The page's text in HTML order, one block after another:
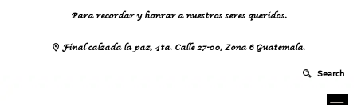
Para recordar y honrar a nuestros seres queridos.
Final calzada la paz, 4ta. Calle 27-00, Zona 6 Guatemala.